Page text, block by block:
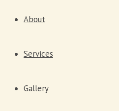
About
Services
Gallery